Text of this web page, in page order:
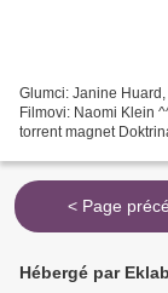
Glumci: Janine
Filmovi: Naomi Klein
torrent magnet
< Page
Hébergé par